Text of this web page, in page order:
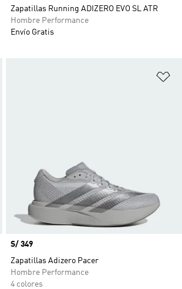
Zapatillas Running ADIZERO EVO SL ATR
Hombre Performance
Envío Gratis
Precio
S/ 349
Zapatillas Adizero Pacer
Hombre Performance
4 colores